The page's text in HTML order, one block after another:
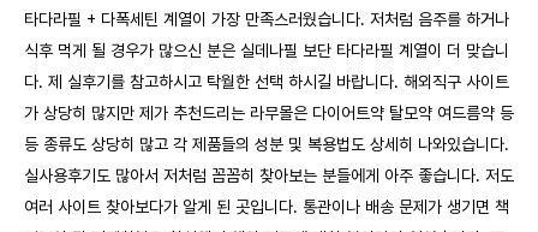
타다라필 + 다폭세틴 계열이 가장 만족스러웠습니다. 저처럼 음주를 하거나
식후 먹게 될 경우가 많으신 분은 실데나필 보단 타다라필 계열이 더 맞습니
다. 제 실후기를 참고하시고 탁월한 선택 하시길 바랍니다. 해외직구 사이트
가 상당히 많지만 제가 추천드리는 라무몰은 다이어트약 탈모약 여드름약 등
등 종류도 상당히 많고 각 제품들의 성분 및 복용법도 상세히 나와있습니다.
실사용후기도 많아서 저처럼 꼼꼼히 찾아보는 분들에게 아주 좋습니다. 저도
여러 사이트 찾아보다가 알게 된 곳입니다. 통관이나 배송 문제가 생기면 책